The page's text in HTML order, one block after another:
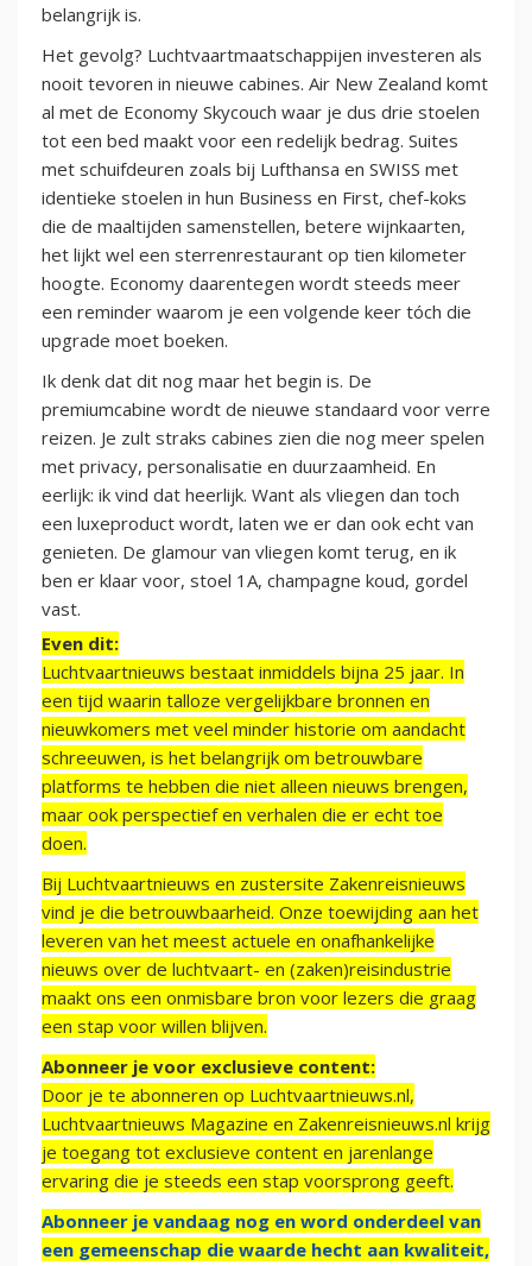
belangrijk is.
Het gevolg? Luchtvaartmaatschappijen investeren als
nooit tevoren in nieuwe cabines. Air New Zealand komt
al met de Economy Skycouch waar je dus drie stoelen
tot een bed maakt voor een redelijk bedrag. Suites
met schuifdeuren zoals bij Lufthansa en SWISS met
identieke stoelen in hun Business en First, chef-koks
die de maaltijden samenstellen, betere wijnkaarten,
het lijkt wel een sterrenrestaurant op tien kilometer
hoogte. Economy daarentegen wordt steeds meer
een reminder waarom je een volgende keer tóch die
upgrade moet boeken.
Ik denk dat dit nog maar het begin is. De
premiumcabine wordt de nieuwe standaard voor verre
reizen. Je zult straks cabines zien die nog meer spelen
met privacy, personalisatie en duurzaamheid. En
eerlijk: ik vind dat heerlijk. Want als vliegen dan toch
een luxeproduct wordt, laten we er dan ook echt van
genieten. De glamour van vliegen komt terug, en ik
ben er klaar voor, stoel 1A, champagne koud, gordel
vast.
Even dit:
Luchtvaartnieuws bestaat inmiddels bijna 25 jaar. In
een tijd waarin talloze vergelijkbare bronnen en
nieuwkomers met veel minder historie om aandacht
schreeuwen, is het belangrijk om betrouwbare
platforms te hebben die niet alleen nieuws brengen,
maar ook perspectief en verhalen die er echt toe
doen.
Bij Luchtvaartnieuws en zustersite Zakenreisnieuws
vind je die betrouwbaarheid. Onze toewijding aan het
leveren van het meest actuele en onafhankelijke
nieuws over de luchtvaart- en (zaken)reisindustrie
maakt ons een onmisbare bron voor lezers die graag
een stap voor willen blijven.
Abonneer je voor exclusieve content:
Door je te abonneren op Luchtvaartnieuws.nl,
Luchtvaartnieuws Magazine en Zakenreisnieuws.nl krijg
je toegang tot exclusieve content en jarenlange
ervaring die je steeds een stap voorsprong geeft.
Abonneer je vandaag nog en word onderdeel van
een gemeenschap die waarde hecht aan kwaliteit,